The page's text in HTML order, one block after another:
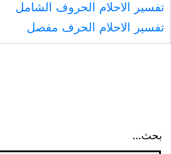
تفسير الاحلام الحروف الشامل
تفسير الاحلام الحرف مفصل
بحث…